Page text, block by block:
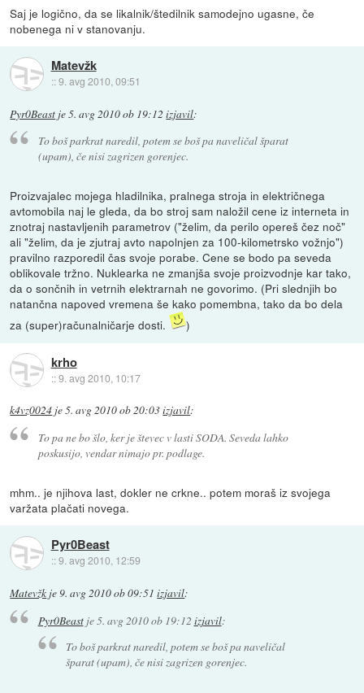
Saj je logično, da se likalnik/štedilnik samodejno ugasne, če
nobenega ni v stanovanju.
Matevžk
::9. avg 2010, 09:51
Pyr0Beast je5. avg 2010 ob 19:12 izjavil:
To boš parkrat naredil, potem se boš pa naveličal šparat
(upam), če nisi zagrizen gorenjec.
Proizvajalec mojega hladilnika, pralnega stroja in električnega
avtomobila naj le gleda, da bo stroj sam naložil cene iz interneta in
znotraj nastavljenih parametrov ("želim, da perilo opereš čez noč"
ali "želim, da je zjutraj avto napolnjen za 100-kilometrsko vožnjo")
pravilno razporedil čas svoje porabe. Cene se bodo pa seveda
oblikovale tržno. Nuklearka ne zmanjša svoje proizvodnje kar tako,
da o sončnih in vetrnih elektrarnah ne govorimo. (Pri slednjih bo
natančna napoved vremena še kako pomembna, tako da bo dela
za (super)računalničarje dosti.
)
krho
::9. avg 2010, 10:17
k4vz0024 je5. avg 2010 ob 20:03izjavil:
To pa ne bo šlo, ker je števec v lasti SODA. Seveda lahko
poskusijo, vendar nimajo pr. podlage.
mhm.. je njihova last, dokler ne crkne.. potem moraš iz svojega
varžata plačati novega.
Pyr0Beast
::9. avg 2010, 12:59
Matevžk je9. avg 2010 ob 09:51 izjavil:
Pyr0Beastje5. avg 2010 ob 19:12 izjavil:
To boš parkrat naredil, potem se boš pa naveličal
šparat (upam), če nisi zagrizen gorenjec.